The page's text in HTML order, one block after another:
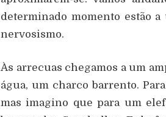
determinado momento estão
nervosismo.
Às arrecuas chegamos a um
água, um charco barrento.
mas imagino que para um